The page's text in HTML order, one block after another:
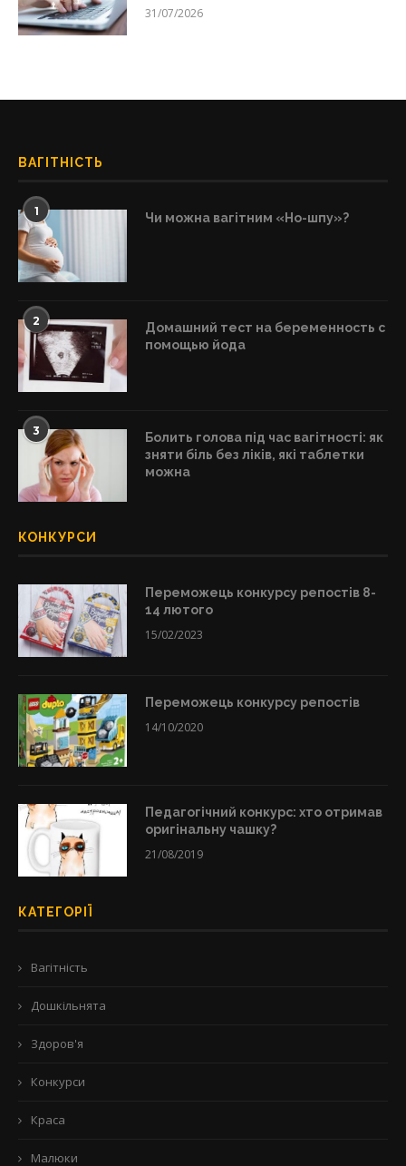
31/07/2026
ВАГІТНІСТЬ
1 Чи можна вагітним «Но-шпу»?
2
Домашний тест на беременность с
помощью йода
3
Болить голова під час вагітності: як
зняти біль без ліків, які таблетки
можна
КОНКУРСИ
Переможець конкурсу репостів 8-
14 лютого
15/02/2023
Переможець конкурсу репостів
14/10/2020
Педагогічний конкурс: хто отримав
оригінальну чашку?
21/08/2019
КАТЕГОРІЇ
Вагітність
Дошкільнята
Здоров'я
Конкурси
Краса
Малюки